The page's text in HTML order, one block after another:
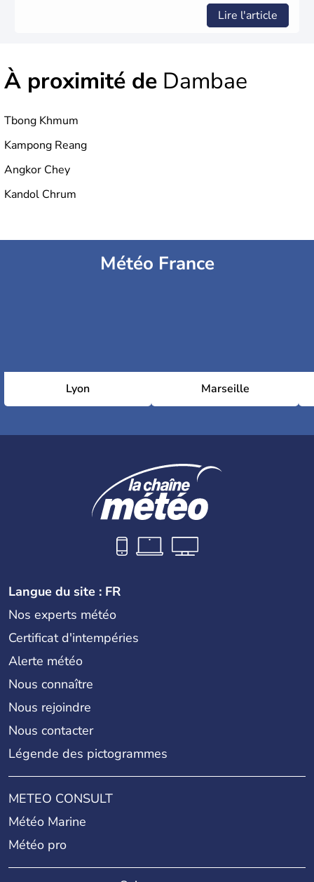
Lire l'article
À proximité de Dambae
Tbong Khmum
Kampong Reang
Angkor Chey
Kandol Chrum
Météo France
Lyon Marseille
Langue du site : FR
Nos experts météo
Certificat d'intempéries
Alerte météo
Nous connaître
Nous rejoindre
Nous contacter
Légende des pictogrammes
METEO CONSULT
Météo Marine
Météo pro